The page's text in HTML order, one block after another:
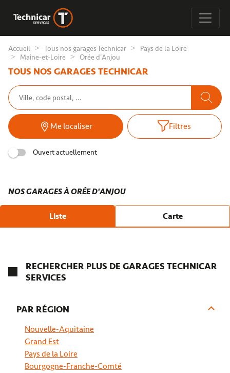
Accueil Tous nos garages Technicar
Pays de la Loire
Maine-et-Loire
Orée d'Anjou
TOUS NOS GARAGES TECHNICAR
Me localiser Filtres
Ouvert actuellement
NOS GARAGES À ORÉE D'ANJOU
Liste Carte
RH AUTOMOBILES À ORÉE D'ANJOU
28 Le Quartron 49270 Oree D Anjou
RECHERCHER PLUS DE GARAGES TECHNICAR
SERVICES
PAR RÉGION
Nouvelle-Aquitaine
Grand Est
Pays de la Loire
Bourgogne-Franche-Comté